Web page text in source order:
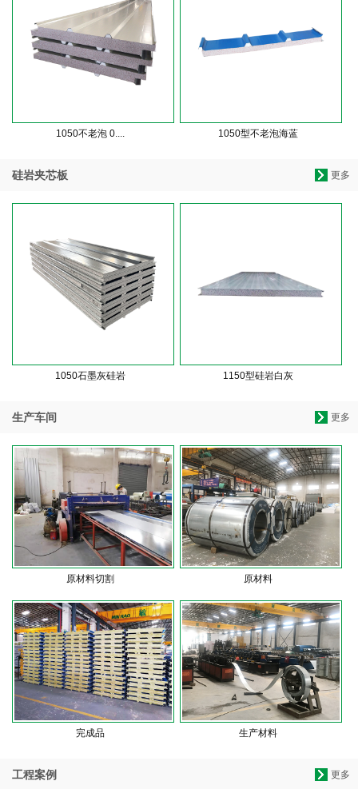
1050不老泡 0.... 1050型不老泡海蓝
更多
硅岩夹芯板
1050石墨灰硅岩 1150型硅岩白灰
更多
生产车间
原材料切割 原材料
完成品 生产材料
更多
工程案例